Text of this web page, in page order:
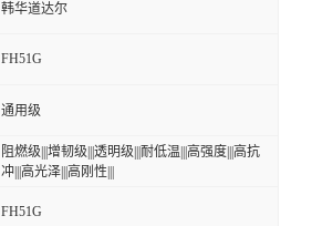
韩华道达尔
FH51G
通用级
阻燃级|||增韧级|||透明级|||耐低温|||高强度|||高抗
冲|||高光泽|||高刚性|||
FH51G